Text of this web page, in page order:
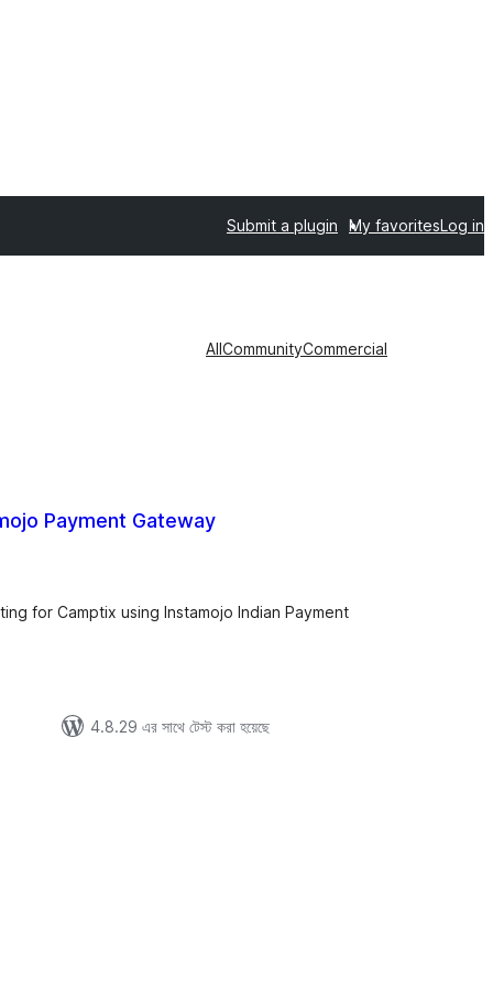
Submit a plugin My favoritesLog in
AllCommunityCommercial
Payment Gateway
for Camptix using Instamojo Indian Payment
4.8.29 এর সাথে টেস্ট করা হয়েছে